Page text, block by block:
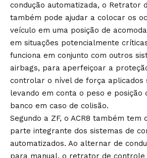
condução automatizada, o Retrator
também pode ajudar a colocar os
veículo em uma posição de
em situações potencialmente
funciona em conjunto com outros
airbags, para aperfeiçoar a
controlar o nível de força aplicados
levando em conta o peso e posição
banco em caso de colisão.
Segundo a ZF, o ACR8 também tem
parte integrante dos sistemas de
automatizados. Ao alternar de
para manual, o retrator de controle